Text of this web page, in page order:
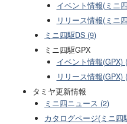
イベント情報(ミニ
リリース情報(ミニ
ミニ四駆DS (9)
ミニ四駆GPX
イベント情報(GPX)
リリース情報(GPX)
タミヤ更新情報
ミニ四ニュース (2)
カタログページ(ミニ四